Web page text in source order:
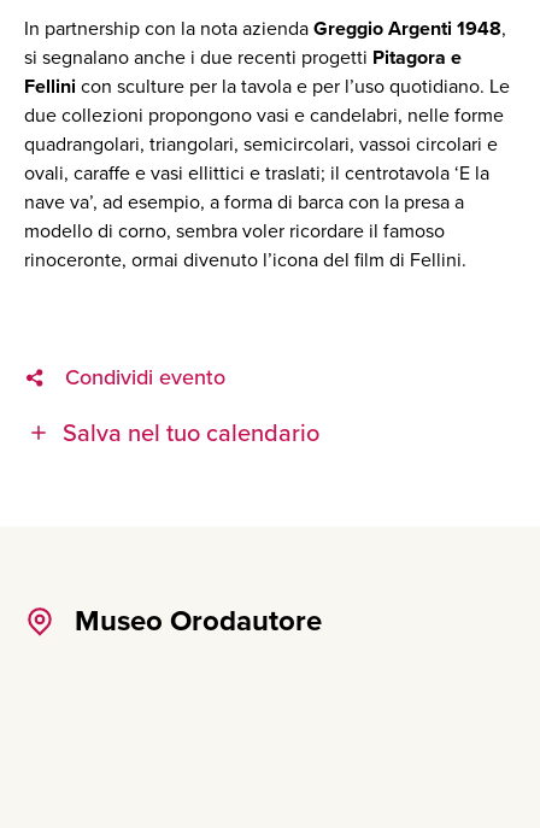
In partnership con la nota aziendaGreggio Argenti 1948,
si segnalano anche i due recenti progetti Pitagora e
Fellinicon sculture per la tavola e per l’uso quotidiano. Le
due collezioni propongono vasi e candelabri, nelle forme
quadrangolari, triangolari, semicircolari, vassoi circolari e
ovali, caraffe e vasi ellittici e traslati; il centrotavola ‘E la
nave va’, ad esempio, a forma di barca con la presa a
modello di corno, sembra voler ricordare il famoso
rinoceronte, ormai divenuto l’icona del film di Fellini.
Condividi evento
Salva nel tuo calendario
Museo Orodautore